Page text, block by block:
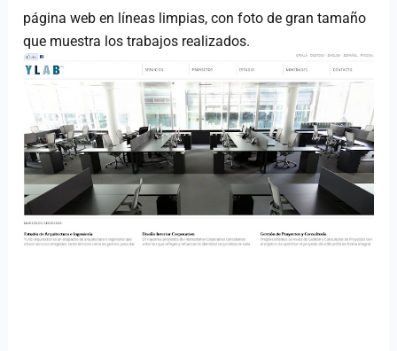
página web en líneas limpias, con foto de gran tamaño
que muestra los trabajos realizados.